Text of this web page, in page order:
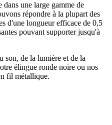
une large gamme de
répondre à la plupart des
d'une longueur efficace de 0,5
pouvant supporter jusqu'à
son, de la lumière et de la
élingue ronde noire ou nos
fil métallique.